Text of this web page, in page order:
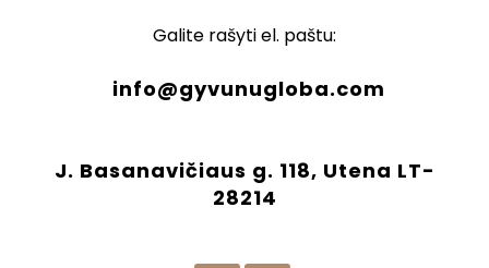
Galite rašyti el. paštu:
info@gyvunugloba.com
J. Basanavičiaus g. 118, Utena LT-
28214